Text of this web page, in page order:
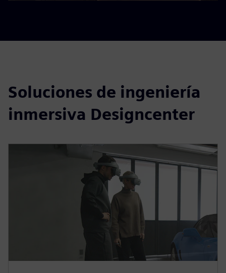
Soluciones de ingeniería
inmersiva Designcenter